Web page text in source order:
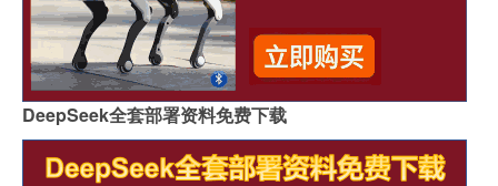
DeepSeek全套部署资料免费下载